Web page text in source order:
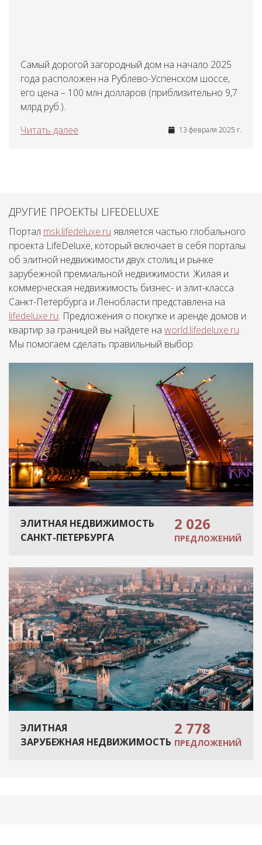
Самый дорогой загородный дом на начало 2025
года расположен на Рублево-Успенском шоссе,
его цена – 100 млн долларов (приблизительно 9,7
млрд руб.).
Читать далее
13 февраля 2025 г.
ДРУГИЕ ПРОЕКТЫ LIFEDELUXE
Портал msk.lifedeluxe.ru является частью глобального
проекта LifeDeluxe, который включает в себя порталы
об элитной недвижимости двух столиц и рынке
зарубежной премиальной недвижимости. Жилая и
коммерческая недвижимость бизнес- и элит-класса
Санкт-Петербурга и Ленобласти представлена на
lifedeluxe.ru. Предложения о покупке и аренде домов и
квартир за границей вы найдете на world.lifedeluxe.ru.
Мы помогаем сделать правильный выбор.
ЭЛИТНАЯ НЕДВИЖИМОСТЬ
САНКТ-ПЕТЕРБУРГА
2 026
ПРЕДЛОЖЕНИЙ
ЭЛИТНАЯ
ЗАРУБЕЖНАЯ НЕДВИЖИМОСТЬ
2 778
ПРЕДЛОЖЕНИЙ